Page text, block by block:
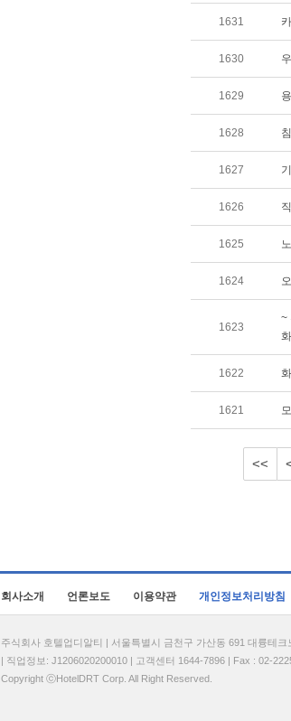
1631
1630
1629
1628
1627
1626
1625
1624
1623
~
1622
1621
<<
회사소개 언론보도 이용약관 개인정보처리방침
주식회사 호텔업디알티 | 서울특별시 금천구 가산동 691 대륭테
| 직업정보: J1206020200010 | 고객센터 1644-7896 | Fax : 02-
Copyright ⓒHotelDRT Corp. All Right Reserved.